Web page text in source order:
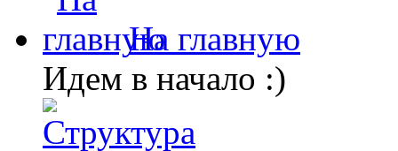
На главную
Идем в начало :)